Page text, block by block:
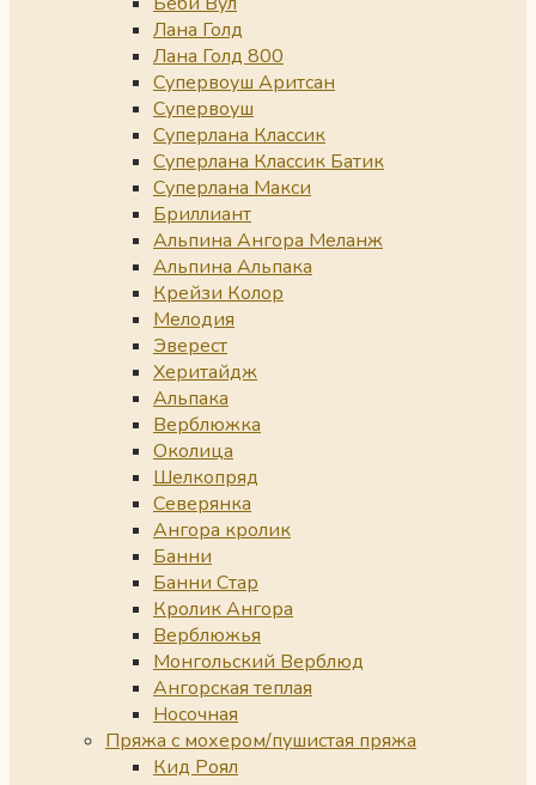
Лана Голд
Лана Голд 800
Супервоуш Аритсан
Супервоуш
Суперлана Классик
Суперлана Классик Батик
Суперлана Макси
Бриллиант
Альпина Ангора Меланж
Альпина Альпака
Крейзи Колор
Мелодия
Эверест
Херитайдж
Альпака
Верблюжка
Околица
Шелкопряд
Северянка
Ангора кролик
Банни
Банни Стар
Кролик Ангора
Верблюжья
Монгольский Верблюд
Ангорская теплая
Носочная
Пряжа с мохером/пушистая пряжа
Кид Роял